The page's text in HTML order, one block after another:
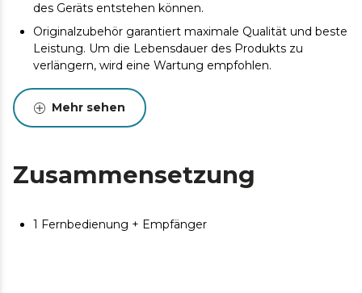
des Geräts entstehen können.
Originalzubehör garantiert maximale Qualität und beste
Leistung. Um die Lebensdauer des Produkts zu
verlängern, wird eine Wartung empfohlen.
Mehr sehen
Zusammensetzung
1 Fernbedienung + Empfänger